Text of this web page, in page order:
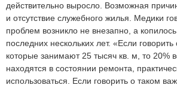
действительно выросло. Возможная
и отсутствие служебного жилья. Медики
проблем возникло не внезапно, а
последних нескольких лет. «Если
которые занимают 25 тысяч кв. м, то 20%
находятся в состоянии ремонта,
использоваться. Если говорить о таком